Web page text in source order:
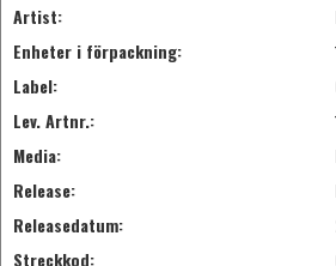
Artist:
Enheter i förpackning:
Label:
Lev. Artnr.:
Media:
Release:
Releasedatum:
Streckkod: